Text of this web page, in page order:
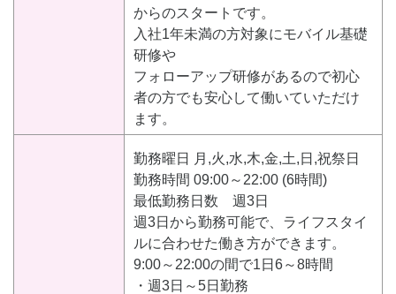
からのスタートです。
入社1年未満の方対象にモバイル基礎
研修や
フォローアップ研修があるので初心
者の方でも安心して働いていただけ
ます。
勤務曜日 月,火,水,木,金,土,日,祝祭日
勤務時間 09:00～22:00 (6時間)
最低勤務日数 週3日
週3日から勤務可能で、ライフスタイ
ルに合わせた働き方ができます。
9:00～22:00の間で1日6～8時間
・週3日～5日勤務